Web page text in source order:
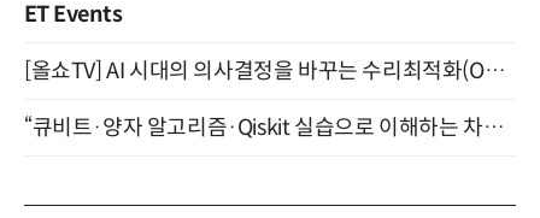
ET Events
[올쇼TV] AI 시대의 의사결정을 바꾸는 수리최적화(Optimization) 소개 (8/20 생방송)
“큐비트·양자 알고리즘·Qiskit 실습으로 이해하는 차세대 컴퓨팅” (8/28)